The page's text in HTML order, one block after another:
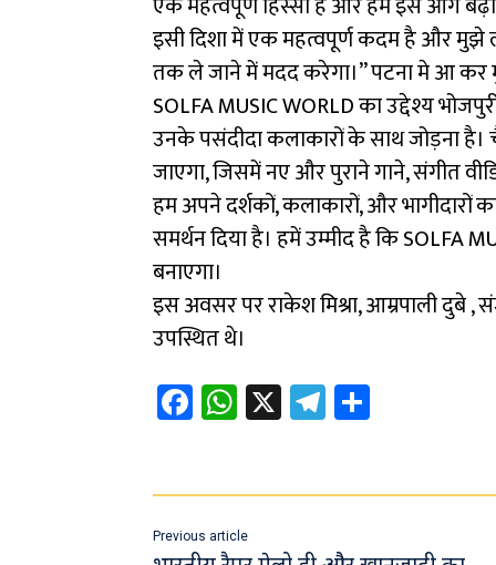
इसी दिशा में एक महत्वपूर्ण कदम है और
तक ले जाने में मदद करेगा।” पटना मे आ
SOLFA MUSIC WORLD का उद्देश्य
उनके पसंदीदा कलाकारों के साथ जोड़ना है।
जाएगा, जिसमें नए और पुराने गाने, संगीत
हम अपने दर्शकों, कलाकारों, और
समर्थन दिया है। हमें उम्मीद है कि SOLFA
बनाएगा।
इस अवसर पर राकेश मिश्रा, आम्रपाली दुबे ,
उपस्थित थे।
Fa
ce
o
ok
W
h
sA
p
X Te
le
a
m
Previous article